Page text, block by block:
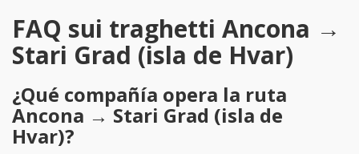
FAQ sui traghetti Ancona →
Stari Grad (isla de Hvar)
¿Qué compañía opera la ruta
Ancona → Stari Grad (isla de
Hvar)?